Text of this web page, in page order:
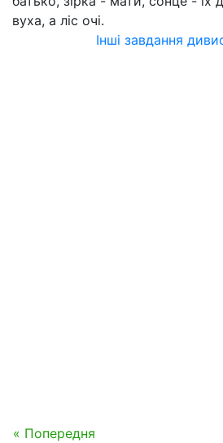
вуха, а ліс очі.
Інші завдання
« Попередня